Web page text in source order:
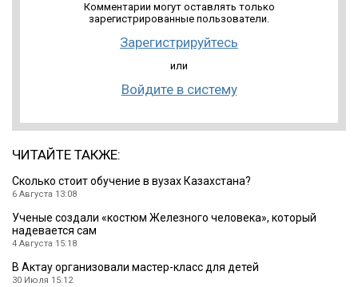
Комментарии могут оставлять только
зарегистрированные пользователи.
Зарегистрируйтесь
или
Войдите в систему
ЧИТАЙТЕ ТАКЖЕ:
Cколько стоит обучение в вузах Казахстана?
6 Августа 13:08
Ученые создали «костюм Железного человека», который
надевается сам
4 Августа 15:18
В Актау организовали мастер-класс для детей
30 Июля 15:12